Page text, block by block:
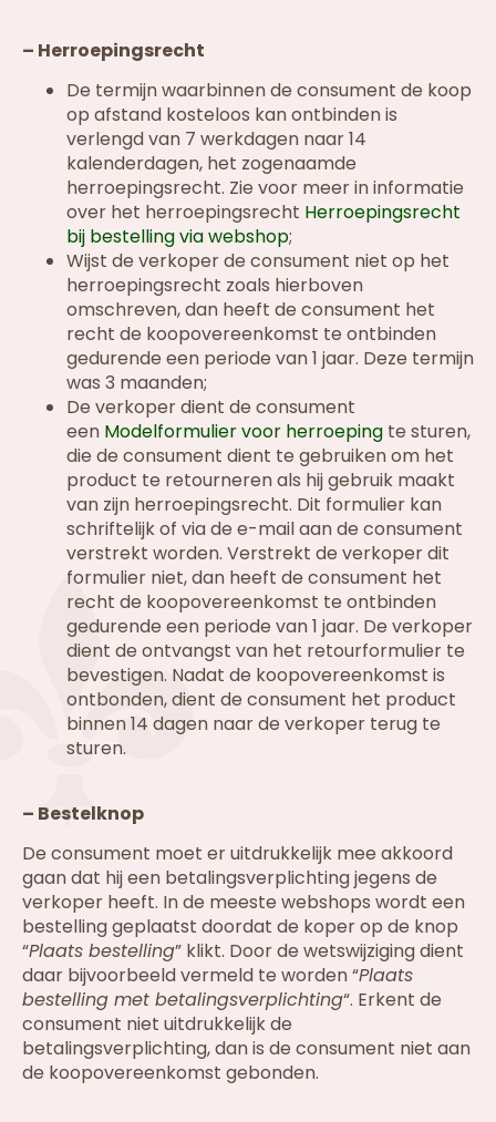
– Herroepingsrecht
De termijn waarbinnen de consument de koop
op afstand kosteloos kan ontbinden is
verlengd van 7 werkdagen naar 14
kalenderdagen, het zogenaamde
herroepingsrecht. Zie voor meer in informatie
over het herroepingsrecht Herroepingsrecht
bij bestelling via webshop;
Wijst de verkoper de consument niet op het
herroepingsrecht zoals hierboven
omschreven, dan heeft de consument het
recht de koopovereenkomst te ontbinden
gedurende een periode van 1 jaar. Deze termijn
was 3 maanden;
De verkoper dient de consument
een Modelformulier voor herroeping te sturen,
die de consument dient te gebruiken om het
product te retourneren als hij gebruik maakt
van zijn herroepingsrecht. Dit formulier kan
schriftelijk of via de e-mail aan de consument
verstrekt worden. Verstrekt de verkoper dit
formulier niet, dan heeft de consument het
recht de koopovereenkomst te ontbinden
gedurende een periode van 1 jaar. De verkoper
dient de ontvangst van het retourformulier te
bevestigen. Nadat de koopovereenkomst is
ontbonden, dient de consument het product
binnen 14 dagen naar de verkoper terug te
sturen.
– Bestelknop
De consument moet er uitdrukkelijk mee akkoord
gaan dat hij een betalingsverplichting jegens de
verkoper heeft. In de meeste webshops wordt een
bestelling geplaatst doordat de koper op de knop
“Plaats bestelling” klikt. Door de wetswijziging dient
daar bijvoorbeeld vermeld te worden “Plaats
bestelling met betalingsverplichting“. Erkent de
consument niet uitdrukkelijk de
betalingsverplichting, dan is de consument niet aan
de koopovereenkomst gebonden.